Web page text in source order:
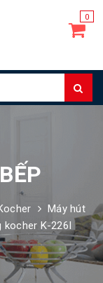
0
Máy hút
kocher K-226I